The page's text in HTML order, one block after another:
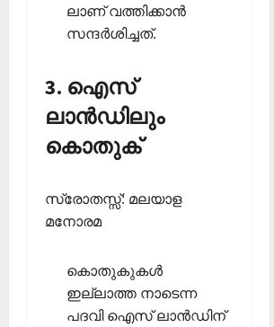
ലാണ് വത്തിക്കാന്‍
സന്ദര്‍ശിച്ചത്.
3. ഐസ്
ലാന്‍ഡിലും
കൊതുക്
സ്രോതസ്സ്: മലയാള
മനോരമ
കൊതുകുകള്‍
ഇല്ലാത്ത നാടെന്ന
പദവി ഐസ് ലാന്‍ഡിന്